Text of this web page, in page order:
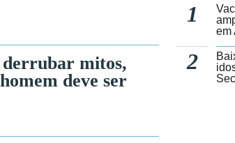
mitos,
deve ser
1
em
2